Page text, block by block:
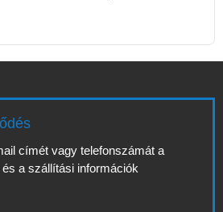
címét vagy telefonszámát a
a szállítási információk